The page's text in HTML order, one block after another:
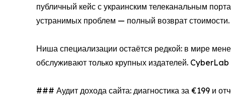
публичный кейс с украинским телеканальным
устранимых проблем — полный возврат стоимости.
Ниша специализации остаётся редкой: в мире
обслуживают только крупных издателей.
### Аудит дохода сайта: диагностика за €199 и